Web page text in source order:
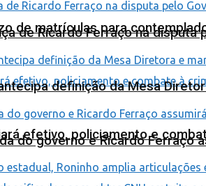
de matrículas para
efetivo, policiamento e
de Ricardo Ferraço na disputa
definição da Mesa
do governo e Ricardo Ferraço